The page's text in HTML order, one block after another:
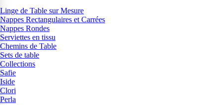
Linge de Table sur Mesure
Nappes Rectangulaires et Carrées
Nappes Rondes
Serviettes en tissu
Chemins de Table
Sets de table
Collections
Safie
Iside
Clori
Perla